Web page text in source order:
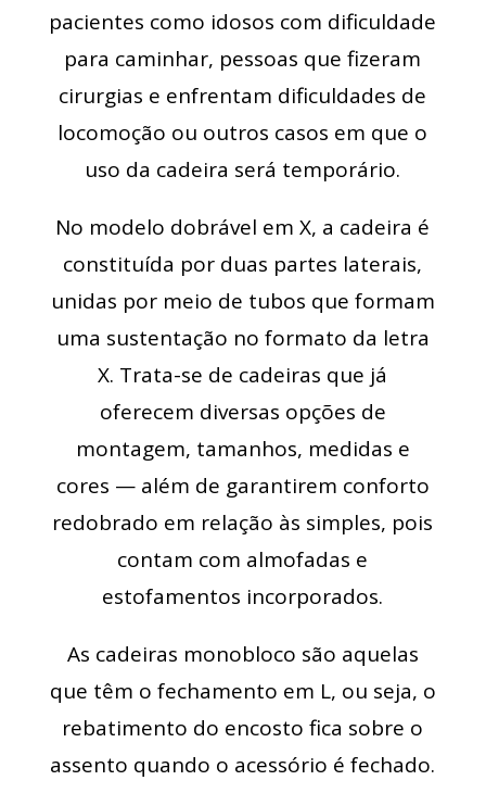
pacientes como idosos com dificuldade
para caminhar, pessoas que fizeram
cirurgias e enfrentam dificuldades de
locomoção ou outros casos em que o
uso da cadeira será temporário.
No modelo dobrável em X, a cadeira é
constituída por duas partes laterais,
unidas por meio de tubos que formam
uma sustentação no formato da letra
X. Trata-se de cadeiras que já
oferecem diversas opções de
montagem, tamanhos, medidas e
cores — além de garantirem conforto
redobrado em relação às simples, pois
contam com almofadas e
estofamentos incorporados.
As cadeiras monobloco são aquelas
que têm o fechamento em L, ou seja, o
rebatimento do encosto fica sobre o
assento quando o acessório é fechado.